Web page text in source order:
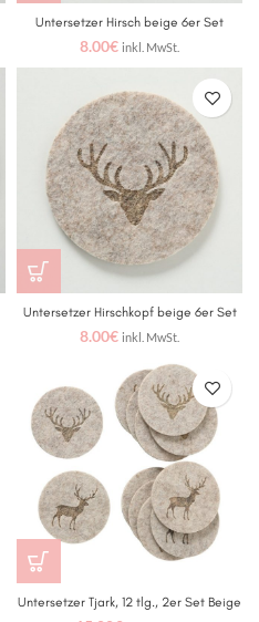
Untersetzer Hirsch beige 6er Set
8.00€ inkl. MwSt.
Untersetzer Hirschkopf beige 6er Set
8.00€ inkl. MwSt.
Untersetzer Tjark, 12 tlg., 2er Set Beige